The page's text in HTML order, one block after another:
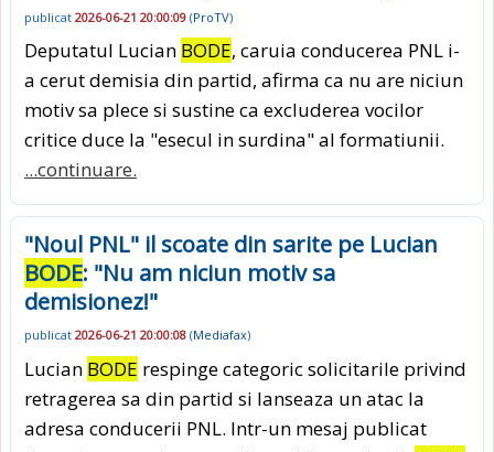
publicat 2026-06-21 20:00:09 (ProTV)
Deputatul Lucian BODE, caruia conducerea PNL i-
a cerut demisia din partid, afirma ca nu are niciun
motiv sa plece si sustine ca excluderea vocilor
critice duce la "esecul in surdina" al formatiunii.
...continuare.
"Noul PNL" il scoate din sarite pe Lucian
BODE: "Nu am niciun motiv sa
demisionez!"
publicat 2026-06-21 20:00:08 (Mediafax)
Lucian BODE respinge categoric solicitarile privind
retragerea sa din partid si lanseaza un atac la
adresa conducerii PNL. Intr-un mesaj publicat